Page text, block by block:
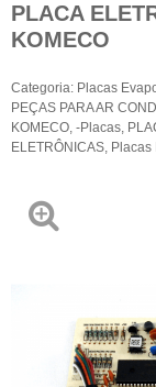
PLACA
KOMECO
Categoria: Placas
PEÇAS PARA AR
KOMECO -Placas
ELETRÔNICAS Placas